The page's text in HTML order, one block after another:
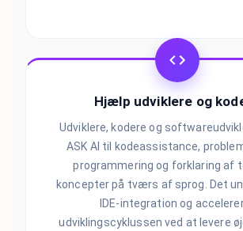
Hjælp udviklere og
Udviklere, kodere og
ASK AI til kodeassistance,
programmering og forklaring af
koncepter på tværs af sprog. Det
IDE-integration og
udviklingscyklussen ved at levere